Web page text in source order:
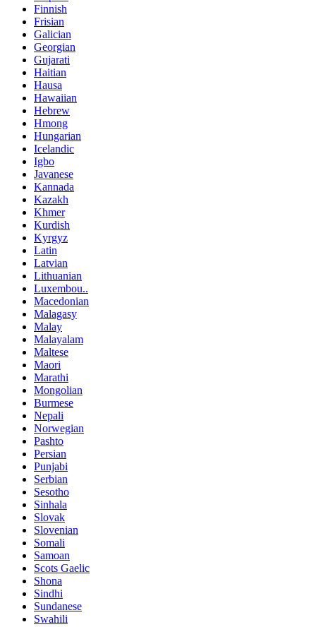
Finnish
Frisian
Galician
Georgian
Gujarati
Haitian
Hausa
Hawaiian
Hebrew
Hmong
Hungarian
Icelandic
Igbo
Javanese
Kannada
Kazakh
Khmer
Kurdish
Kyrgyz
Latin
Latvian
Lithuanian
Luxembou..
Macedonian
Malagasy
Malay
Malayalam
Maltese
Maori
Marathi
Mongolian
Burmese
Nepali
Norwegian
Pashto
Persian
Punjabi
Serbian
Sesotho
Sinhala
Slovak
Slovenian
Somali
Samoan
Scots Gaelic
Shona
Sindhi
Sundanese
Swahili